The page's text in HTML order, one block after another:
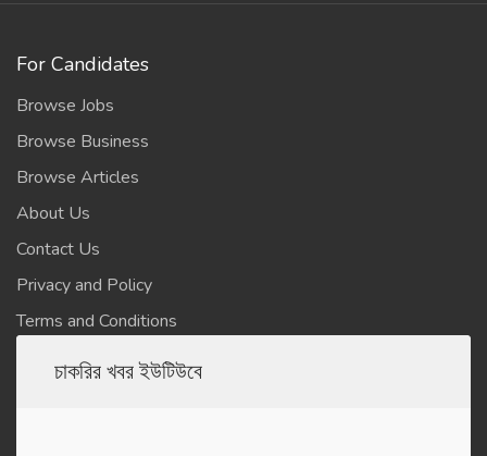
For Candidates
Browse Jobs
Browse Business
Browse Articles
About Us
Contact Us
Privacy and Policy
Terms and Conditions
চাকরির খবর ইউটিউবে